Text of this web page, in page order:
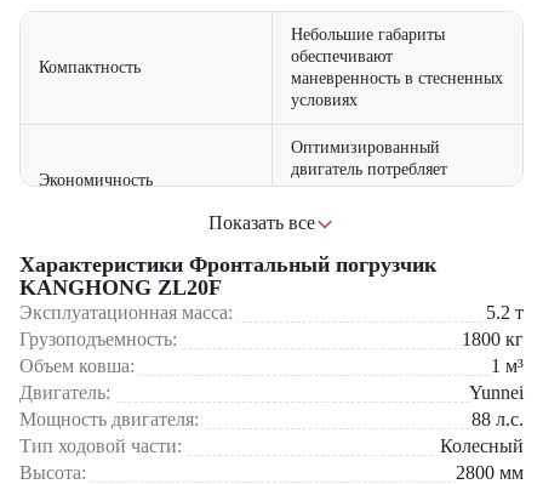
Компактность
Небольшие габариты
обеспечивают
маневренность в стесненных
условиях
Экономичность
Оптимизированный
двигатель потребляет
минимальное количество
Универсальность
Возможность установки
различного навесного
Надежность
Простая и проверенная
конструкция обеспечивает
долговечность эксплуатации
Фронтальный погрузчик KANGHONG ZL20F используется:
для работ в городском коммунальном хозяйстве
на малых строительных площадках
в складских помещениях
в сельскохозяйственных предприятиях.
Приобрести фронтальный погрузчик KANGHONG ZL20F вы
можете в компании «ЦТО». Мы являемся официальным дилером и
предлагаем новые модели техники. На нашем сайте вы найдете
широкий выбор спецтехники, вилочной и малой складской
техники, навесного оборудования и запчастей.
Показать все
Характеристики Фронтальный погрузчик
KANGHONG ZL20F
Эксплуатационная масса: 5.2 т
Грузоподъемность:
1800 кг
Объем ковша:
1 м³
Двигатель:
Yunnei
Мощность двигателя:
88 л.с.
Тип ходовой части:
Колесный
Высота:
2800 мм